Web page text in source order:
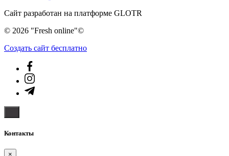
Сайт разработан на платформе GLOTR
© 2026 "Fresh online"©️
Создать cайт бесплатно
Контакты
×